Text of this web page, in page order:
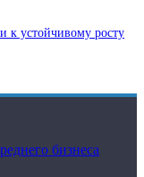
к устойчивому росту